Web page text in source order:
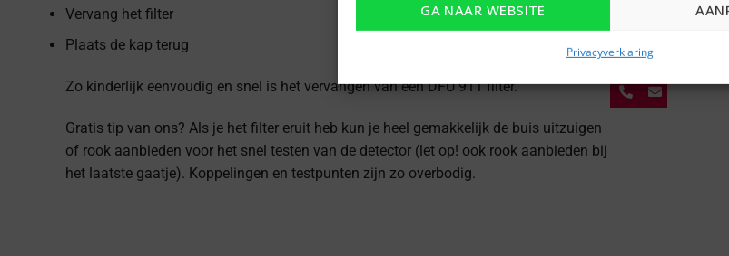
GA NAAR WEBSITE
Privacyverklaring
Vervang het filter
Plaats de kap terug
Zo kinderlijk eenvoudig en snel is het vervangen van een DFU 911 filter.
Gratis tip van ons? Als je het filter eruit heb kun je heel gemakkelijk de buis uitzuigen
of rook aanbieden voor het snel testen van de detector (let op! ook rook aanbieden bij
het laatste gaatje). Koppelingen en testpunten zijn zo overbodig.
Neem vandaag